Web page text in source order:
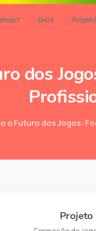
Guia
dos
o Futuro dos Jogos:
Projeto